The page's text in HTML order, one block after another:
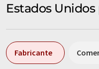
Estados
Fabricante